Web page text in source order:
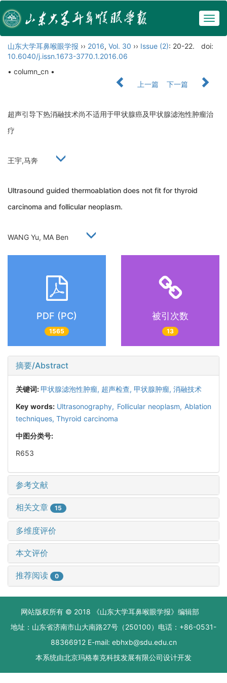
山东大学耳鼻喉眼学报 ›› 2016, Vol. 30 ›› Issue (2): 20-22.
doi:
10.6040/j.issn.1673-3770.1.2016.06
• column_cn •
上一篇
下一篇
超声引导下热消融技术尚不适用于甲状腺癌及甲状腺滤泡性肿瘤治
疗
王宇,马奔
Ultrasound guided thermoablation does not fit for thyroid
carcinoma and follicular neoplasm.
WANG Yu, MA Ben
PDF (PC)
1565
被引次数
13
摘要/Abstract
关键词: 甲状腺滤泡性肿瘤, 超声检查, 甲状腺肿瘤, 消融技术
Key words: Ultrasonography, Follicular neoplasm, Ablation
techniques, Thyroid carcinoma
中图分类号:
R653
参考文献
相关文章 15
多维度评价
本文评价
推荐阅读 0
网站版权所有 © 2018 《山东大学耳鼻喉眼学报》编辑部
地址：山东省济南市山大南路27号（250100）电话：+86-0531-
88366912 E-mail: ebhxb@sdu.edu.cn
本系统由北京玛格泰克科技发展有限公司设计开发